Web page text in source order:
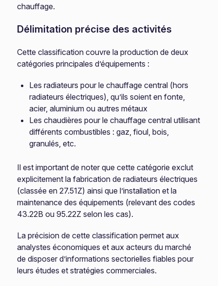
chauffage.
Délimitation précise des activités
Cette classification couvre la production de deux
catégories principales d’équipements :
Les radiateurs pour le chauffage central (hors
radiateurs électriques), qu’ils soient en fonte,
acier, aluminium ou autres métaux
Les chaudières pour le chauffage central utilisant
différents combustibles : gaz, fioul, bois,
granulés, etc.
Il est important de noter que cette catégorie exclut
explicitement la fabrication de radiateurs électriques
(classée en 27.51Z) ainsi que l’installation et la
maintenance des équipements (relevant des codes
43.22B ou 95.22Z selon les cas).
La précision de cette classification permet aux
analystes économiques et aux acteurs du marché
de disposer d’informations sectorielles fiables pour
leurs études et stratégies commerciales.